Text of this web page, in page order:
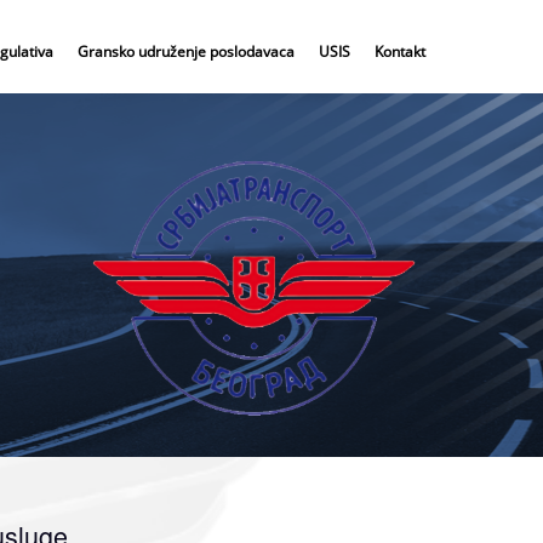
Gransko udruženje poslodavaca USIS Kontakt